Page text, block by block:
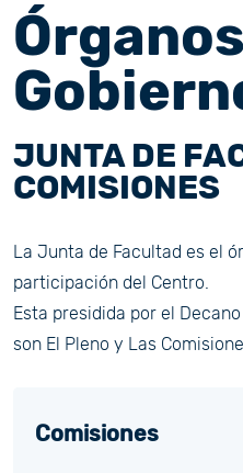
JUNTA DE
COMISIONES
La Junta de Facultad es el
participación del Centro.
Esta presidida por el
son El Pleno y Las
Comisiones